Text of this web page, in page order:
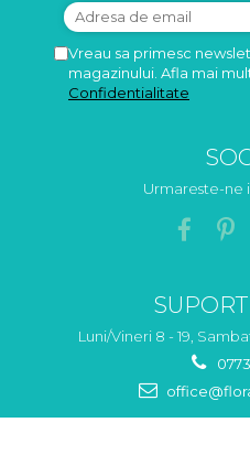
Vreau sa primesc
magazinului. Afla mai
Confidentialitate
Urmareste-ne
Luni/Vineri 8 - 19,